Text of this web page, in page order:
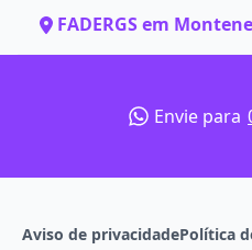
FADERGS em
Envie para
Aviso de privacidadePolítica